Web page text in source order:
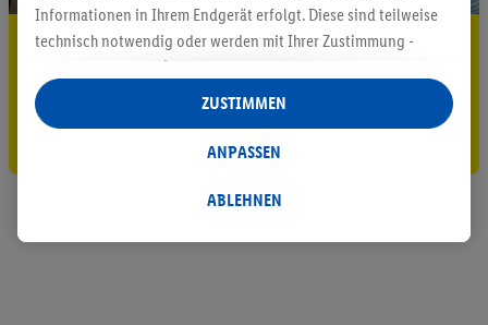
5.95 € Versand sparen³²ᵃ
Jetzt zum Newsletter anmelden
Gutschein sichern!
Informationen in Ihrem Endgerät erfolgt. Diese sind teilweise
technisch notwendig oder werden mit Ihrer Zustimmung -
auch durch Partner (u.a.
Verantwortliche; im Zusammenhang mit dem IAB TCF
insgesamt
Statistik-Erstellung oder für personalisierte Werbung
Datenverarbeitungen für personalisierte Werbung werden
ABLEHNEN
ANPASSEN
ZUSTIMMEN